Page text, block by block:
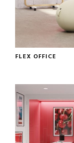
FLEX OFFICE